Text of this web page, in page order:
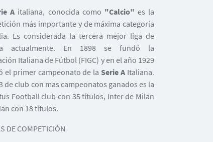
A italiana, conocida como "Calcio" es la
más importante y de máxima categoría
Es considerada la tercera mejor liga de
actualmente. En 1898 se fundó la
Italiana de Fútbol (FIGC) y en el año 1929
el primer campeonato de laSerie A Italiana.
de club con mas campeonatos ganados es la
Football club con 35 títulos, Inter de Milan
con 18 títulos.
DE COMPETICIÓN